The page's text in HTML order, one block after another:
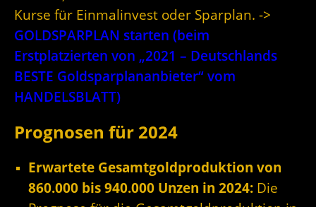
Kurse für Einmalinvest oder Sparplan. ->
GOLDSPARPLAN starten (beim
Erstplatzierten von „2021 – Deutschlands
BESTE Goldsparplananbieter“ vom
HANDELSBLATT)
Prognosen für 2024
Erwartete Gesamtgoldproduktion von
860.000 bis 940.000 Unzen in 2024: Die